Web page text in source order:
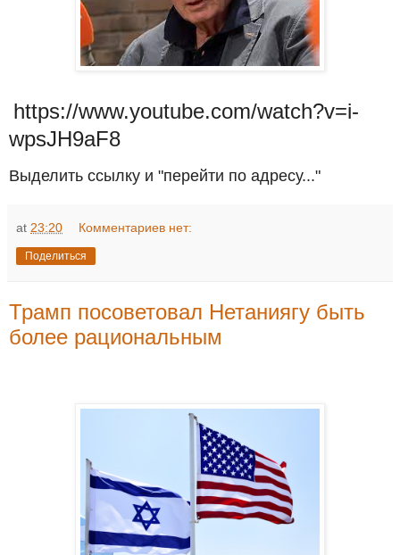
https://www.youtube.com/watch?v=i-
wpsJH9aF8
Выделить ссылку и "перейти по адресу..."
at 23:20 Комментариев нет:
Поделиться
Трамп посоветовал Нетаниягу быть
более рациональным